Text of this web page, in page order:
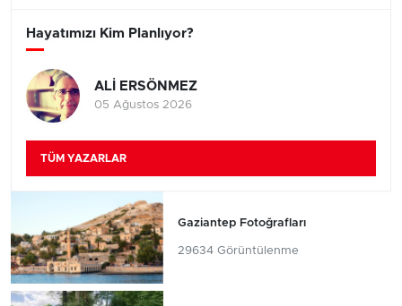
Hayatımızı Kim Planlıyor?
ALİ ERSÖNMEZ
05 Ağustos 2026
TÜM YAZARLAR
Gaziantep Fotoğrafları
29634 Görüntülenme